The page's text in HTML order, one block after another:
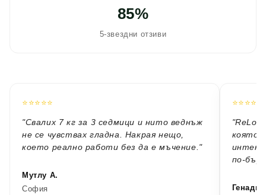
85%
5-звездни отзиви
⭐⭐⭐⭐⭐
"Свалих 7 кг за 3 седмици и нито веднъж
не се чувствах гладна. Накрая нещо,
което реално работи без да е мъчение."
Мутлу А.
София
⭐⭐⭐⭐⭐
която
по-
Генади